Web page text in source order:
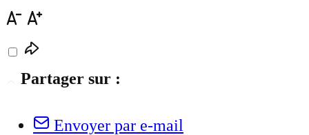
Partager sur :
Envoyer par e-mail